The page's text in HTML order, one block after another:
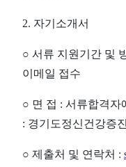
2. 자기소개서
○ 서류 지원기간 및
이메일 접수
○ 면 접 : 서류합격자
: 경기도정신건강증
○ 제출처 및 연락처 :